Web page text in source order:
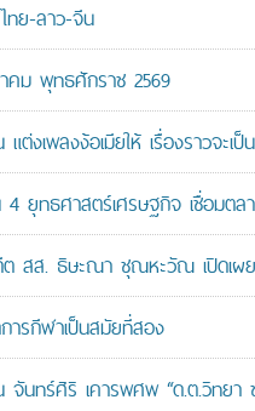
ทย-ลาว-จีน
คม พุทธศักราช 2569
งเพลงง้อเมียให้ เรื่องราวจะเป็
4 ยุทธศาสตร์เศรษฐกิจ เชื่อม
สส. ธิษะณา ชุณหะวัณ เปิดเผย
ารกีฬาเป็นสมัยที่สอง
นทร์ศิริ เคารพศพ “ด.ต.วิทยา